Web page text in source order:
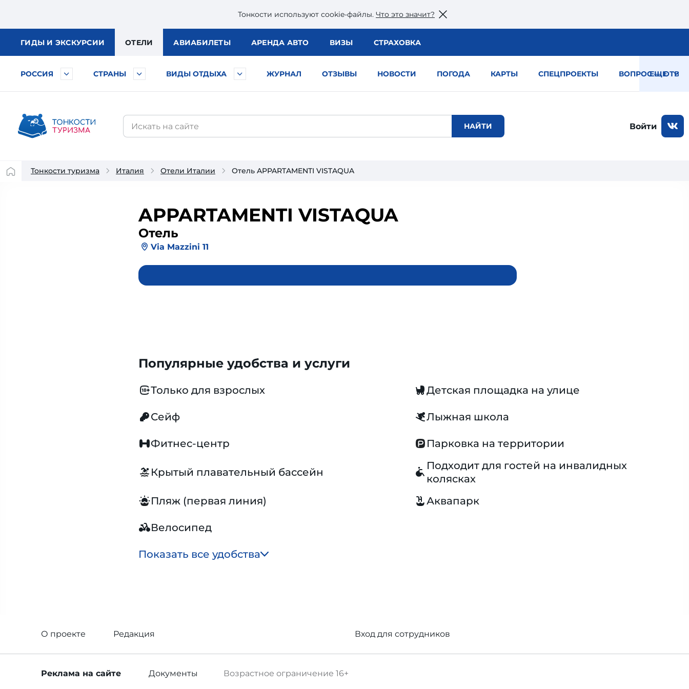
Тонкости используют сookie-файлы. Что это значит?
ГИДЫ И ЭКСКУРСИИ ОТЕЛИ АВИАБИЛЕТЫ АРЕНДА АВТО ВИЗЫ СТРАХОВКА
РОССИЯ СТРАНЫ ВИДЫ ОТДЫХА ЖУРНАЛ ОТЗЫВЫ НОВОСТИ ПОГОДА КАРТЫ СПЕЦПРОЕКТЫ ВОПРОС — ОТВЕТ
ЕЩЕ
Войти
Тонкости туризма Италия Отели Италии Отель APPARTAMENTI VISTAQUA
APPARTAMENTI VISTAQUA
Отель
Via Mazzini 11
Популярные удобства и услуги
Только для взрослых Детская площадка на улице
Сейф Лыжная школа
Фитнес-центр Парковка на территории
Крытый плавательный бассейн
Подходит для гостей на инвалидных
колясках
Пляж (первая линия)
Аквапарк
Велосипед
Показать все удобства
О проекте Редакция Вход для сотрудников
Возрастное ограничение 16+
Реклама на сайте Документы